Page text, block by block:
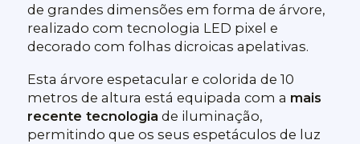
de grandes dimensões em forma de árvore,
realizado com tecnologia LED pixel e
decorado com folhas dicroicas apelativas.
Esta árvore espetacular e colorida de 10
metros de altura está equipada com a mais
recente tecnologia de iluminação,
permitindo que os seus espetáculos de luz